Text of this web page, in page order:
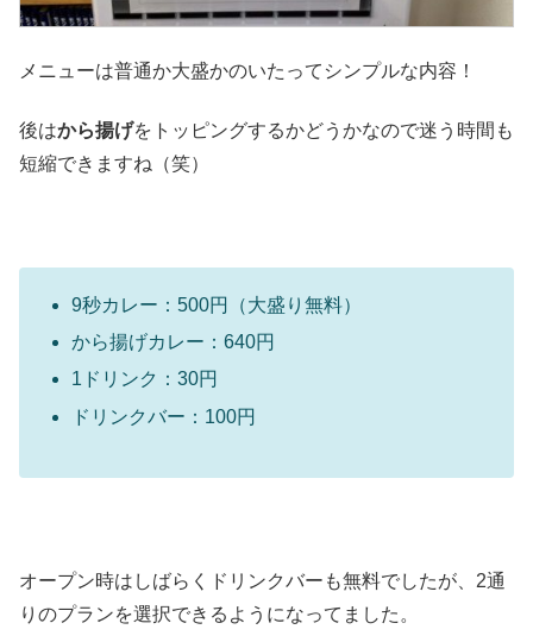
メニューは普通か大盛かのいたってシンプルな内容！
後はから揚げをトッピングするかどうかなので迷う時間も
短縮できますね（笑）
9秒カレー：500円（大盛り無料）
から揚げカレー：640円
1ドリンク：30円
ドリンクバー：100円
オープン時はしばらくドリンクバーも無料でしたが、2通
りのプランを選択できるようになってました。